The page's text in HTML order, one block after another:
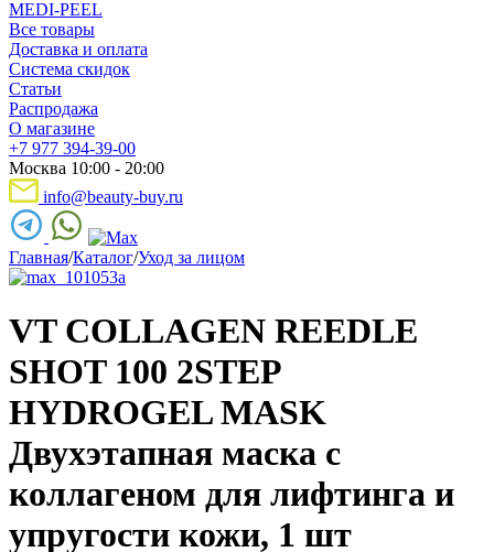
MEDI-PEEL
Все товары
Доставка и оплата
Система скидок
Статьи
Распродажа
О магазине
+7 977 394-39-00
Москва 10:00 - 20:00
info@beauty-buy.ru
Главная/Каталог/Уход за лицом
VT COLLAGEN REEDLE
SHOT 100 2STEP
HYDROGEL MASK
Двухэтапная маска с
коллагеном для лифтинга и
упругости кожи, 1 шт